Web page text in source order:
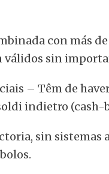
con más
válidos sin
– Têm de
indietro
sin sistemas